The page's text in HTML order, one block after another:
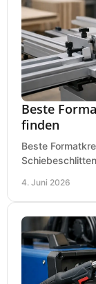
Beste
finden
Beste
4. Juni 2026